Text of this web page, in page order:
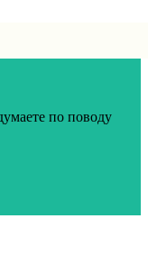
по поводу